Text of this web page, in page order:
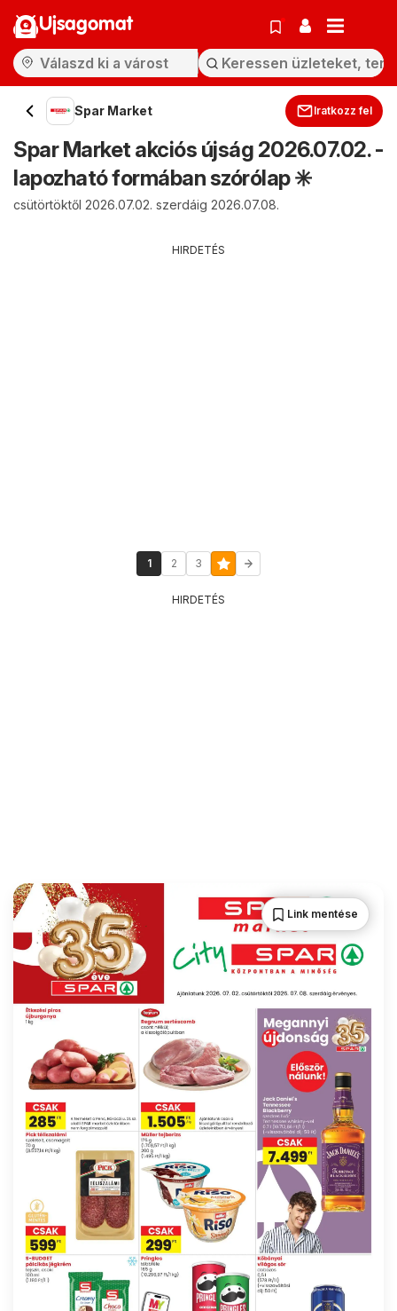
Ujsagomat
Spar Market Iratkozz fel
Spar Market akciós újság 2026.07.02. -
lapozható formában szórólap ✳️
csütörtöktől 2026.07.02. szerdáig 2026.07.08.
HIRDETÉS
1 2 3
HIRDETÉS
Link mentése